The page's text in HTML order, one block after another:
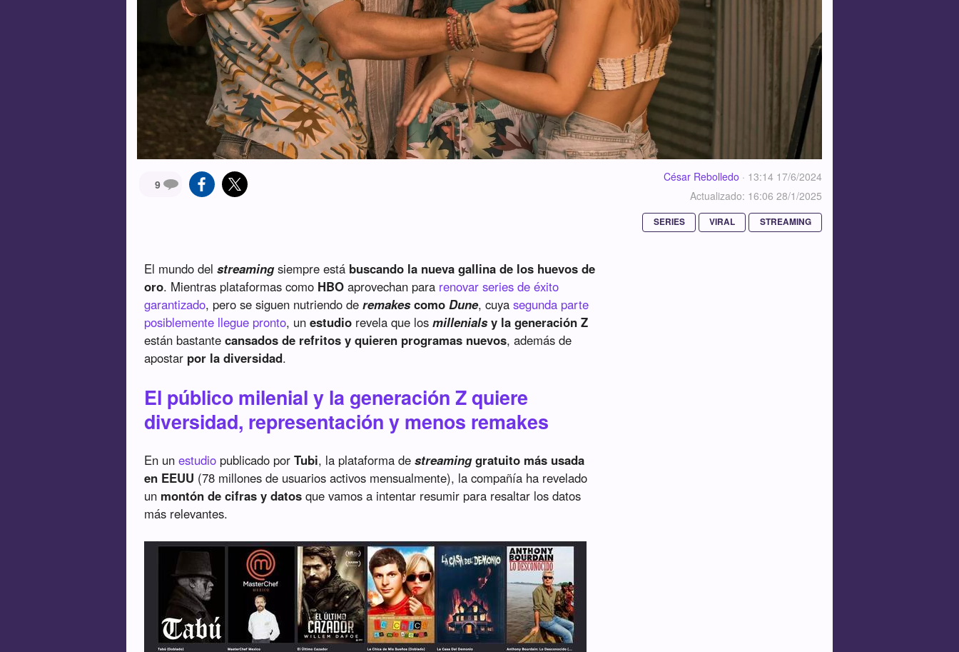
9
César Rebolledo · 13:14 17/6/2024
Actualizado: 16:06 28/1/2025
SERIES VIRAL STREAMING
El mundo delstreamingsiempre está buscando la nueva gallina de los huevos de
oro. Mientras plataformas como HBO aprovechan para renovar series de éxito
garantizado, pero se siguen nutriendo deremakescomoDune, cuyasegunda parte
posiblemente llegue pronto, unestudio revela que losmillenialsy la generación Z
están bastantecansados de refritos y quieren programas nuevos, además de
apostar por la diversidad.
El público milenial y la generación Z quiere
diversidad, representación y menos remakes
En unestudio publicado porTubi, la plataforma destreaminggratuito más usada
en EEUU (78 millones de usuarios activos mensualmente), la compañía ha revelado
un montón de cifras y datos que vamos a intentar resumir para resaltar los datos
más relevantes.